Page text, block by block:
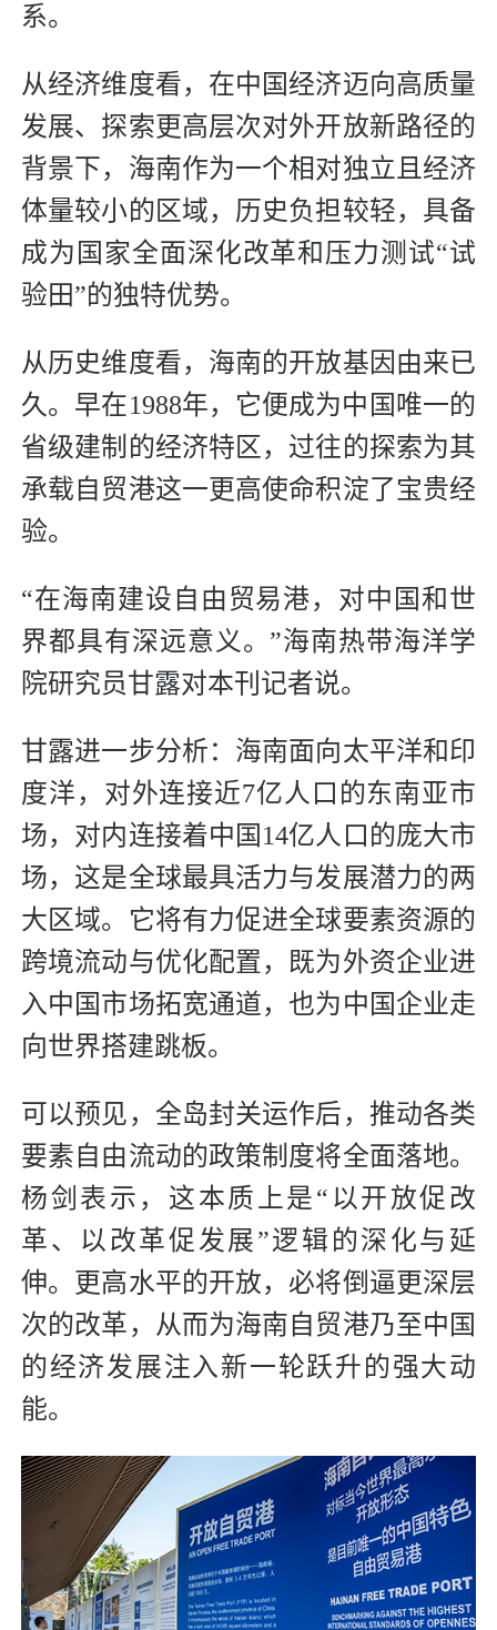
系。
从经济维度看，在中国经济迈向高质量
发展、探索更高层次对外开放新路径的
背景下，海南作为一个相对独立且经济
体量较小的区域，历史负担较轻，具备
成为国家全面深化改革和压力测试“试
验田”的独特优势。
从历史维度看，海南的开放基因由来已
久。早在1988年，它便成为中国唯一的
省级建制的经济特区，过往的探索为其
承载自贸港这一更高使命积淀了宝贵经
验。
“在海南建设自由贸易港，对中国和世
界都具有深远意义。”海南热带海洋学
院研究员甘露对本刊记者说。
甘露进一步分析：海南面向太平洋和印
度洋，对外连接近7亿人口的东南亚市
场，对内连接着中国14亿人口的庞大市
场，这是全球最具活力与发展潜力的两
大区域。它将有力促进全球要素资源的
跨境流动与优化配置，既为外资企业进
入中国市场拓宽通道，也为中国企业走
向世界搭建跳板。
可以预见，全岛封关运作后，推动各类
要素自由流动的政策制度将全面落地。
杨剑表示，这本质上是“以开放促改
革、以改革促发展”逻辑的深化与延
伸。更高水平的开放，必将倒逼更深层
次的改革，从而为海南自贸港乃至中国
的经济发展注入新一轮跃升的强大动
能。